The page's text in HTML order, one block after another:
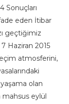
Sonuçları
eden İtibar
geçtiğimiz
Haziran 2015
atmosferini,
olan
mahsus eylül